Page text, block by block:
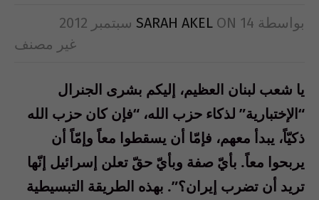
بواسطة SARAH AKEL ON 14 سبتمبر 2012
غير مصنف
يا شعب لبنان العظيم، إليكم بشرى الجنرال
“الإختبارية” لذكاء حزب الله، “فإن كان حزب الله
ذكيّاً، يبدأ معهم، فإمّا أن يسقطوا معاً وإمّاً أن
يربحوا معاً. بأيّ صفة وبأيّ حقّ تعلن إسرائيل إنّها
تريد أن تضرب إيران؟”. بهذه الطريقة التبسيطية